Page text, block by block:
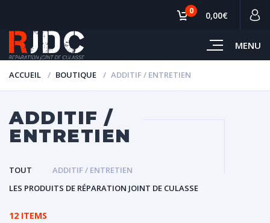
MENU
0 0,00€
ACCUEIL BOUTIQUE ADDITIF / ENTRETIEN
ADDITIF /
ENTRETIEN
TOUT
ADDITIF / ENTRETIEN
LES PRODUITS DE RÉPARATION JOINT DE CULASSE
12 ITEMS